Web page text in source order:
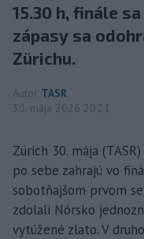
15.30 h, finále
zápasy sa
Zürichu.
Autor TASR
30. mája 2026 20:21
Zürich 30. mája
po sebe zahrajú vo
sobotňajšom prvom
zdolali Nórsko
vytúžené zlato. V